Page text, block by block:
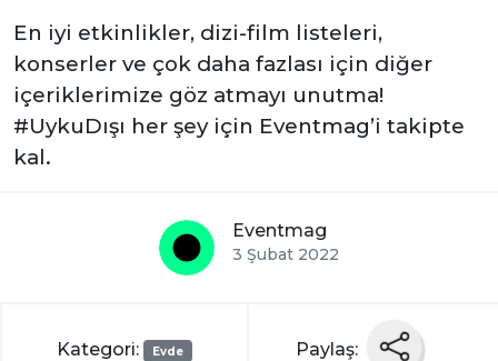
En iyi etkinlikler, dizi-film listeleri,
konserler ve çok daha fazlası için diğer
içeriklerimize göz atmayı unutma!
#UykuDışı her şey için Eventmag’i takipte
kal.
Eventmag
3 Şubat 2022
Kategori: Evde Paylaş: